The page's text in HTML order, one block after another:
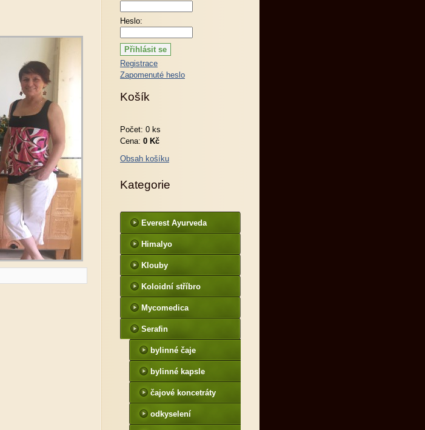
Heslo:
Registrace
Zapomenuté heslo
Košík
Počet: 0 ks
Cena: 0 Kč
Obsah košíku
Kategorie
Everest Ayurveda
Himalyo
Klouby
Koloidní stříbro
Mycomedica
Serafin
bylinné čaje
bylinné kapsle
čajové koncetráty
odkyselení